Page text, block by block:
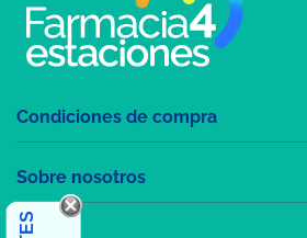
Condiciones de compra
Sobre nosotros